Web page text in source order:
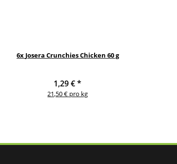
6x Josera Crunchies Chicken 60 g
1,29 €*
21,50 € pro kg